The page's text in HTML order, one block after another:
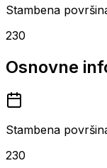
Stambena
230
Osnovne
Stambena
230